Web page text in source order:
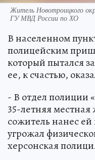
Житель Новотроицкого
ГУ МВД России по ХО
В населенном
полицейским
который пытался
ее, к счастью,
- В отдел полиции
35-летняя
сожитель нанес
угрожал
херсонская